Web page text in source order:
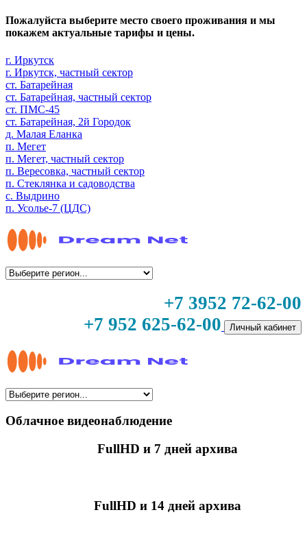
Пожалуйста выберите место своего проживания и мы
покажем актуальные тарифы и цены.
г. Иркутск
г. Иркутск, частный сектор
ст. Батарейная
ст. Батарейная, частный сектор
ст. ПМС-45
ст. Батарейная, 2й Городок
д. Малая Еланка
п. Мегет
п. Мегет, частный сектор
п. Вересовка, частный сектор
п. Стеклянка и садоводства
с. Выдрино
п. Усолье-7 (ЦДС)
+7 3952 72-62-00
+7 952 625-62-00
Личный кабинет
Облачное видеонаблюдение
FullHD и 7 дней архива
FullHD и 14 дней архива